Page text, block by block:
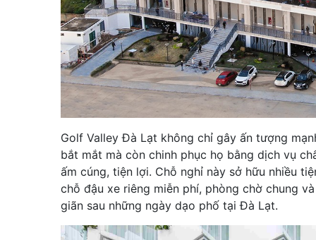
Golf Valley Đà Lạt không chỉ gây ấn tượng
bắt mắt mà còn chinh phục họ bằng dịch vụ
ấm cúng, tiện lợi. Chỗ nghỉ này sở hữu nhiều
chỗ đậu xe riêng miễn phí, phòng chờ chung
giãn sau những ngày dạo phố tại Đà Lạt.